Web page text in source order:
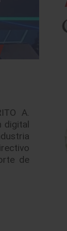
A.
digital
de